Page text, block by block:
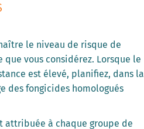
le niveau de risque de
vous considérez. Lorsque le
est élevé, planifiez, dans la
des fongicides homologués
attribuée à chaque groupe de